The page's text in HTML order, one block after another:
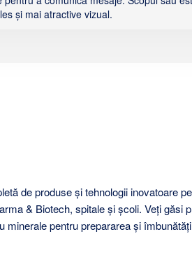
și mai atractive vizual.
de produse și tehnologii inovatoare
& Biotech, spitale și școli. Veți
minerale pentru prepararea și